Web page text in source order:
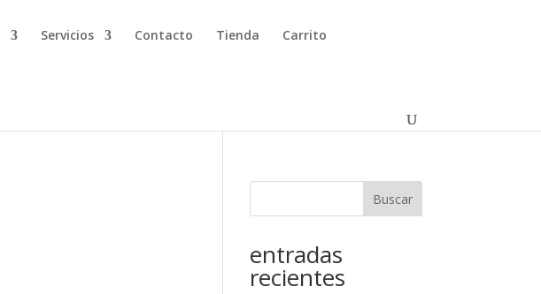
Servicios Contacto Tienda Carrito
Buscar
entradas
recientes